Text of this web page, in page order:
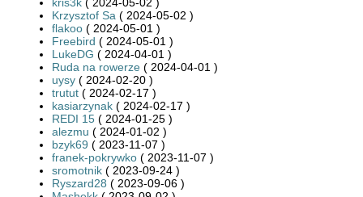
Krzysztof Sa ( 2024-05-02 )
flakoo ( 2024-05-01 )
Freebird ( 2024-05-01 )
LukeDG ( 2024-04-01 )
Ruda na rowerze ( 2024-04-01 )
uysy ( 2024-02-20 )
trutut ( 2024-02-17 )
kasiarzynak ( 2024-02-17 )
REDI 15 ( 2024-01-25 )
alezmu ( 2024-01-02 )
bzyk69 ( 2023-11-07 )
franek-pokrywko ( 2023-11-07 )
sromotnik ( 2023-09-24 )
Ryszard28 ( 2023-09-06 )